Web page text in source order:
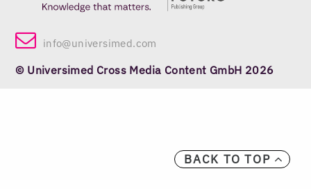
BACK TO TOP
info@universimed.com
© Universimed Cross Media Content GmbH 2026